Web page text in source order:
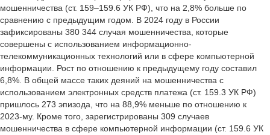
мошенничества (ст. 159–159.6 УК РФ), что на 2,8% больше по
сравнению с предыдущим годом. В 2024 году в России
зафиксированы 380 344 случая мошенничества, которые
совершены с использованием информационно-
телекоммуникационных технологий или в сфере компьютерной
информации. Рост по отношению к предыдущему году составил
6,8%. В общей массе таких деяний на мошенничества с
использованием электронных средств платежа (ст. 159.3 УК РФ)
пришлось 273 эпизода, что на 88,9% меньше по отношению к
2023-му. Кроме того, зарегистрированы 309 случаев
мошенничества в сфере компьютерной информации (ст. 159.6 УК